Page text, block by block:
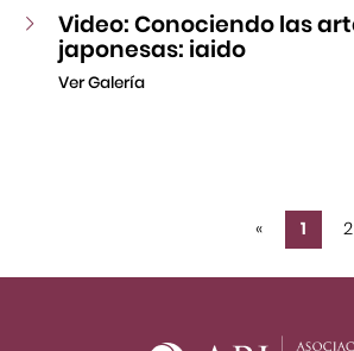
Video: Conociendo las
japonesas: iaido
Ver Galería
« 1 2